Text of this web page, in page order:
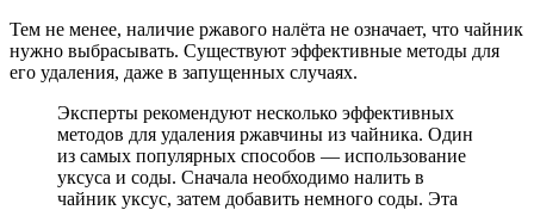
Тем не менее, наличие ржавого налёта не означает, что чайник
нужно выбрасывать. Существуют эффективные методы для
его удаления, даже в запущенных случаях.
Эксперты рекомендуют несколько эффективных
методов для удаления ржавчины из чайника. Один
из самых популярных способов — использование
уксуса и соды. Сначала необходимо налить в
чайник уксус, затем добавить немного соды. Эта